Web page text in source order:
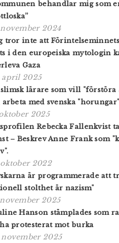
behandlar mig som
november 2024
tror inte att
i den europeiska mytologin
Gaza
april 2025
lärare som vill "förstöra
med svenska "horungar"
oktober 2025
Rebecka Fallenkvist
– Beskrev Anne Frank som
oktober 2022
är programmerade att
stolthet är nazism"
november 2025
Hanson stämplades som
protesterat mot burka
november 2025